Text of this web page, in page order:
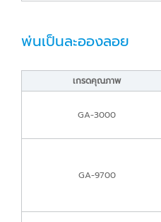
พ่นเป็นละอองลอย
เกรดคุณภาพ
GA-3000
GA-9700